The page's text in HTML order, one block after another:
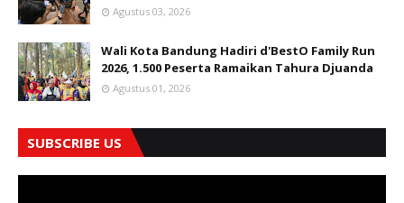
Agustus 03, 2026
Wali Kota Bandung Hadiri d'BestO Family Run
2026, 1.500 Peserta Ramaikan Tahura Djuanda
Agustus 01, 2026
SUBSCRIBE US